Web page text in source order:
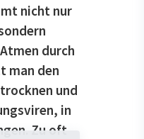
nicht nur
durch
man den
und
in
Zu oft